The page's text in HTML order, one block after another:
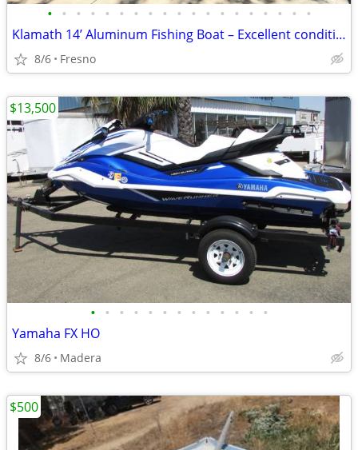
• • • • • • • • • • • • • • • • • • •
Klamath 14’ Aluminum Fishing Boat – Excellent condition
8/6 Fresno
• • • • • • • • • • • • •
Yamaha FX HO
8/6 Madera
$13,500
$500